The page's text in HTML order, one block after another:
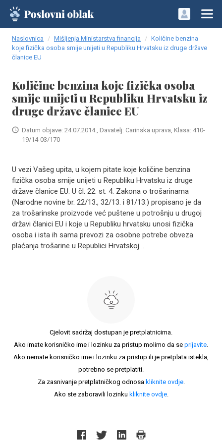
Naslovnica Mišljenja Ministarstva financija
Količine benzina
koje fizička osoba smije unijeti u Republiku Hrvatsku iz druge države
članice EU
Količine benzina koje fizička osoba
smije unijeti u Republiku Hrvatsku iz
druge države članice EU
Datum objave: 24.07.2014., Davatelj: Carinska uprava, Klasa: 410-
19/14-03/170
U vezi Vašeg upita, u kojem pitate koje količine benzina
fizička osoba smije unijeti u Republiku Hrvatsku iz druge
države članice EU. U čl. 22. st. 4. Zakona o trošarinama
(Narodne novine br. 22/13., 32/13. i 81/13.) propisano je da
za trošarinske proizvode već puštene u potrošnju u drugoj
državi članici EU i koje u Republiku hrvatsku unosi fizička
osoba i ista ih sama prevozi za osobne potrebe obveza
plaćanja trošarine u Republici Hrvatskoj ..
Cjelovit sadržaj dostupan je pretplatnicima.
Ako imate korisničko ime i lozinku za pristup molimo da se prijavite.
Ako nemate korisničko ime i lozinku za pristup ili je pretplata istekla,
potrebno se pretplatiti.
Za zasnivanje pretplatničkog odnosa kliknite ovdje.
Ako ste zaboravili lozinku kliknite ovdje.